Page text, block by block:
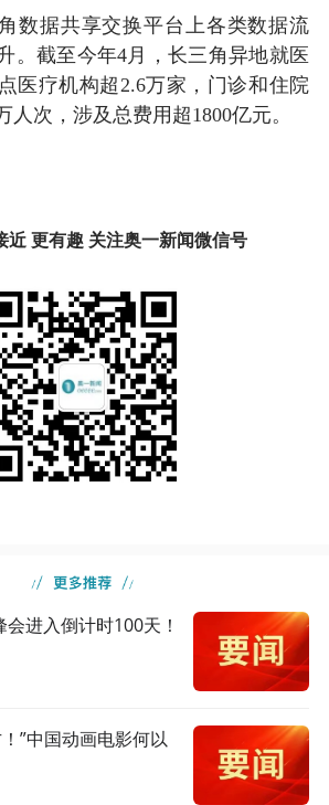
数据共享交换平台上各类数据流
。截至今年4月，长三角异地就医
医疗机构超2.6万家，门诊和住院
人次，涉及总费用超1800亿元。
近 更有趣 关注奥一新闻微信号
进入倒计时100天！
”中国动画电影何以